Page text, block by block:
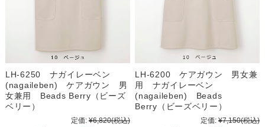
LH-6250 ナガイレーベン
(nagaileben) ケアガウン 男
女兼用 Beads Berry（ビーズ
ベリー）
定価: ¥6,820(税込)
LH-6200 ケアガウン 男女兼
用 ナガイレーベン
(nagaileben) Beads
Berry（ビーズベリー）
定価: ¥7,150(税込)